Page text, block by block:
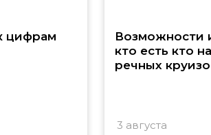
цифрам
Возможности
кто есть кто
речных
3 августа